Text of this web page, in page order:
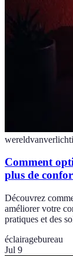
Comment
plus de
Découvrez
améliorer votre
pratiques et des
éclairagebureau
Jul 9